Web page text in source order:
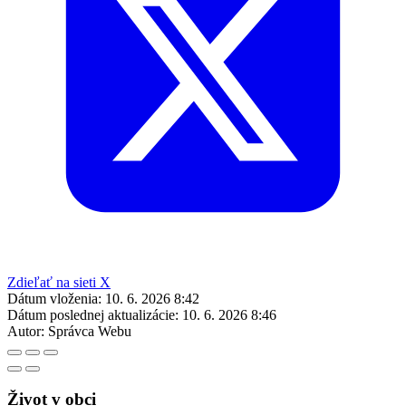
Zdieľať na sieti X
Dátum vloženia: 10. 6. 2026 8:42
Dátum poslednej aktualizácie: 10. 6. 2026 8:46
Autor: Správca Webu
Život v obci